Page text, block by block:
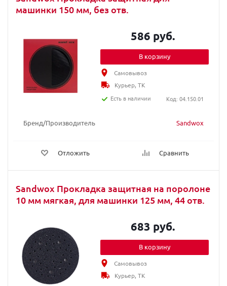
машинки 150 мм, без отв.
Бренд/Производитель Sandwox
Отложить Сравнить
586 руб.
В корзину
Самовывоз
Курьер, ТК
Есть в наличии
Код: 04.150.01
Sandwox Прокладка защитная на поролоне
10 мм мягкая, для машинки 125 мм, 44 отв.
683 руб.
В корзину
Самовывоз
Курьер, ТК